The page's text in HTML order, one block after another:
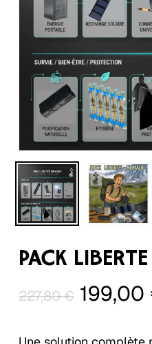
PACK
227,80€ Le
prix
initial
199,00